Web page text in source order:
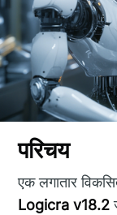
परिचय
एक लगातार
Logicra v18.2